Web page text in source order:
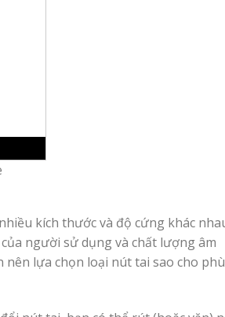
kích thước và độ cứng khác
người sử dụng và chất lượng âm
lựa chọn loại nút tai sao cho phù